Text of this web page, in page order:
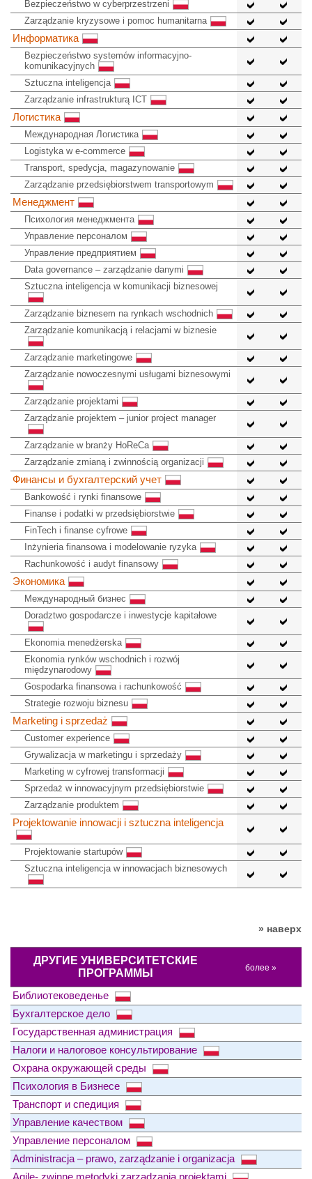
Bezpieczeństwo w cyberprzestrzeni
Zarządzanie kryzysowe i pomoc humanitarna
Информатика
Bezpieczeństwo systemów informacyjno-
komunikacyjnych
Sztuczna inteligencja
Zarządzanie infrastrukturą ICT
Логистика
Международная Логистика
Logistyka w e-commerce
Transport, spedycja, magazynowanie
Zarządzanie przedsiębiorstwem transportowym
Менеджмент
Психология менеджмента
Управление персоналом
Управление предприятием
Data governance – zarządzanie danymi
Sztuczna inteligencja w komunikacji biznesowej
Zarządzanie biznesem na rynkach wschodnich
Zarządzanie komunikacją i relacjami w biznesie
Zarządzanie marketingowe
Zarządzanie nowoczesnymi usługami biznesowymi
Zarządzanie projektami
Zarządzanie projektem – junior project manager
Zarządzanie w branży HoReCa
Zarządzanie zmianą i zwinnością organizacji
Финансы и бухгалтерский учет
Bankowość i rynki finansowe
Finanse i podatki w przedsiębiorstwie
FinTech i finanse cyfrowe
Inżynieria finansowa i modelowanie ryzyka
Rachunkowość i audyt finansowy
Экономика
Международный бизнес
Doradztwo gospodarcze i inwestycje kapitałowe
Ekonomia menedżerska
Ekonomia rynków wschodnich i rozwój
międzynarodowy
Gospodarka finansowa i rachunkowość
Strategie rozwoju biznesu
Marketing i sprzedaż
Customer experience
Grywalizacja w marketingu i sprzedaży
Marketing w cyfrowej transformacji
Sprzedaż w innowacyjnym przedsiębiorstwie
Zarządzanie produktem
Projektowanie innowacji i sztuczna inteligencja
Projektowanie startupów
Sztuczna inteligencja w innowacjach biznesowych
» наверх
ДРУГИЕ УНИВЕРСИТЕТСКИЕ
ПРОГРАММЫ
более »
Библиотековеденье
Бухгалтерское дело
Государственная администрация
Налоги и налоговое консультирование
Охрана окружающей среды
Психология в Бизнесе
Транспорт и спедиция
Управление качеством
Управление персоналом
Administracja – prawo, zarządzanie i organizacja